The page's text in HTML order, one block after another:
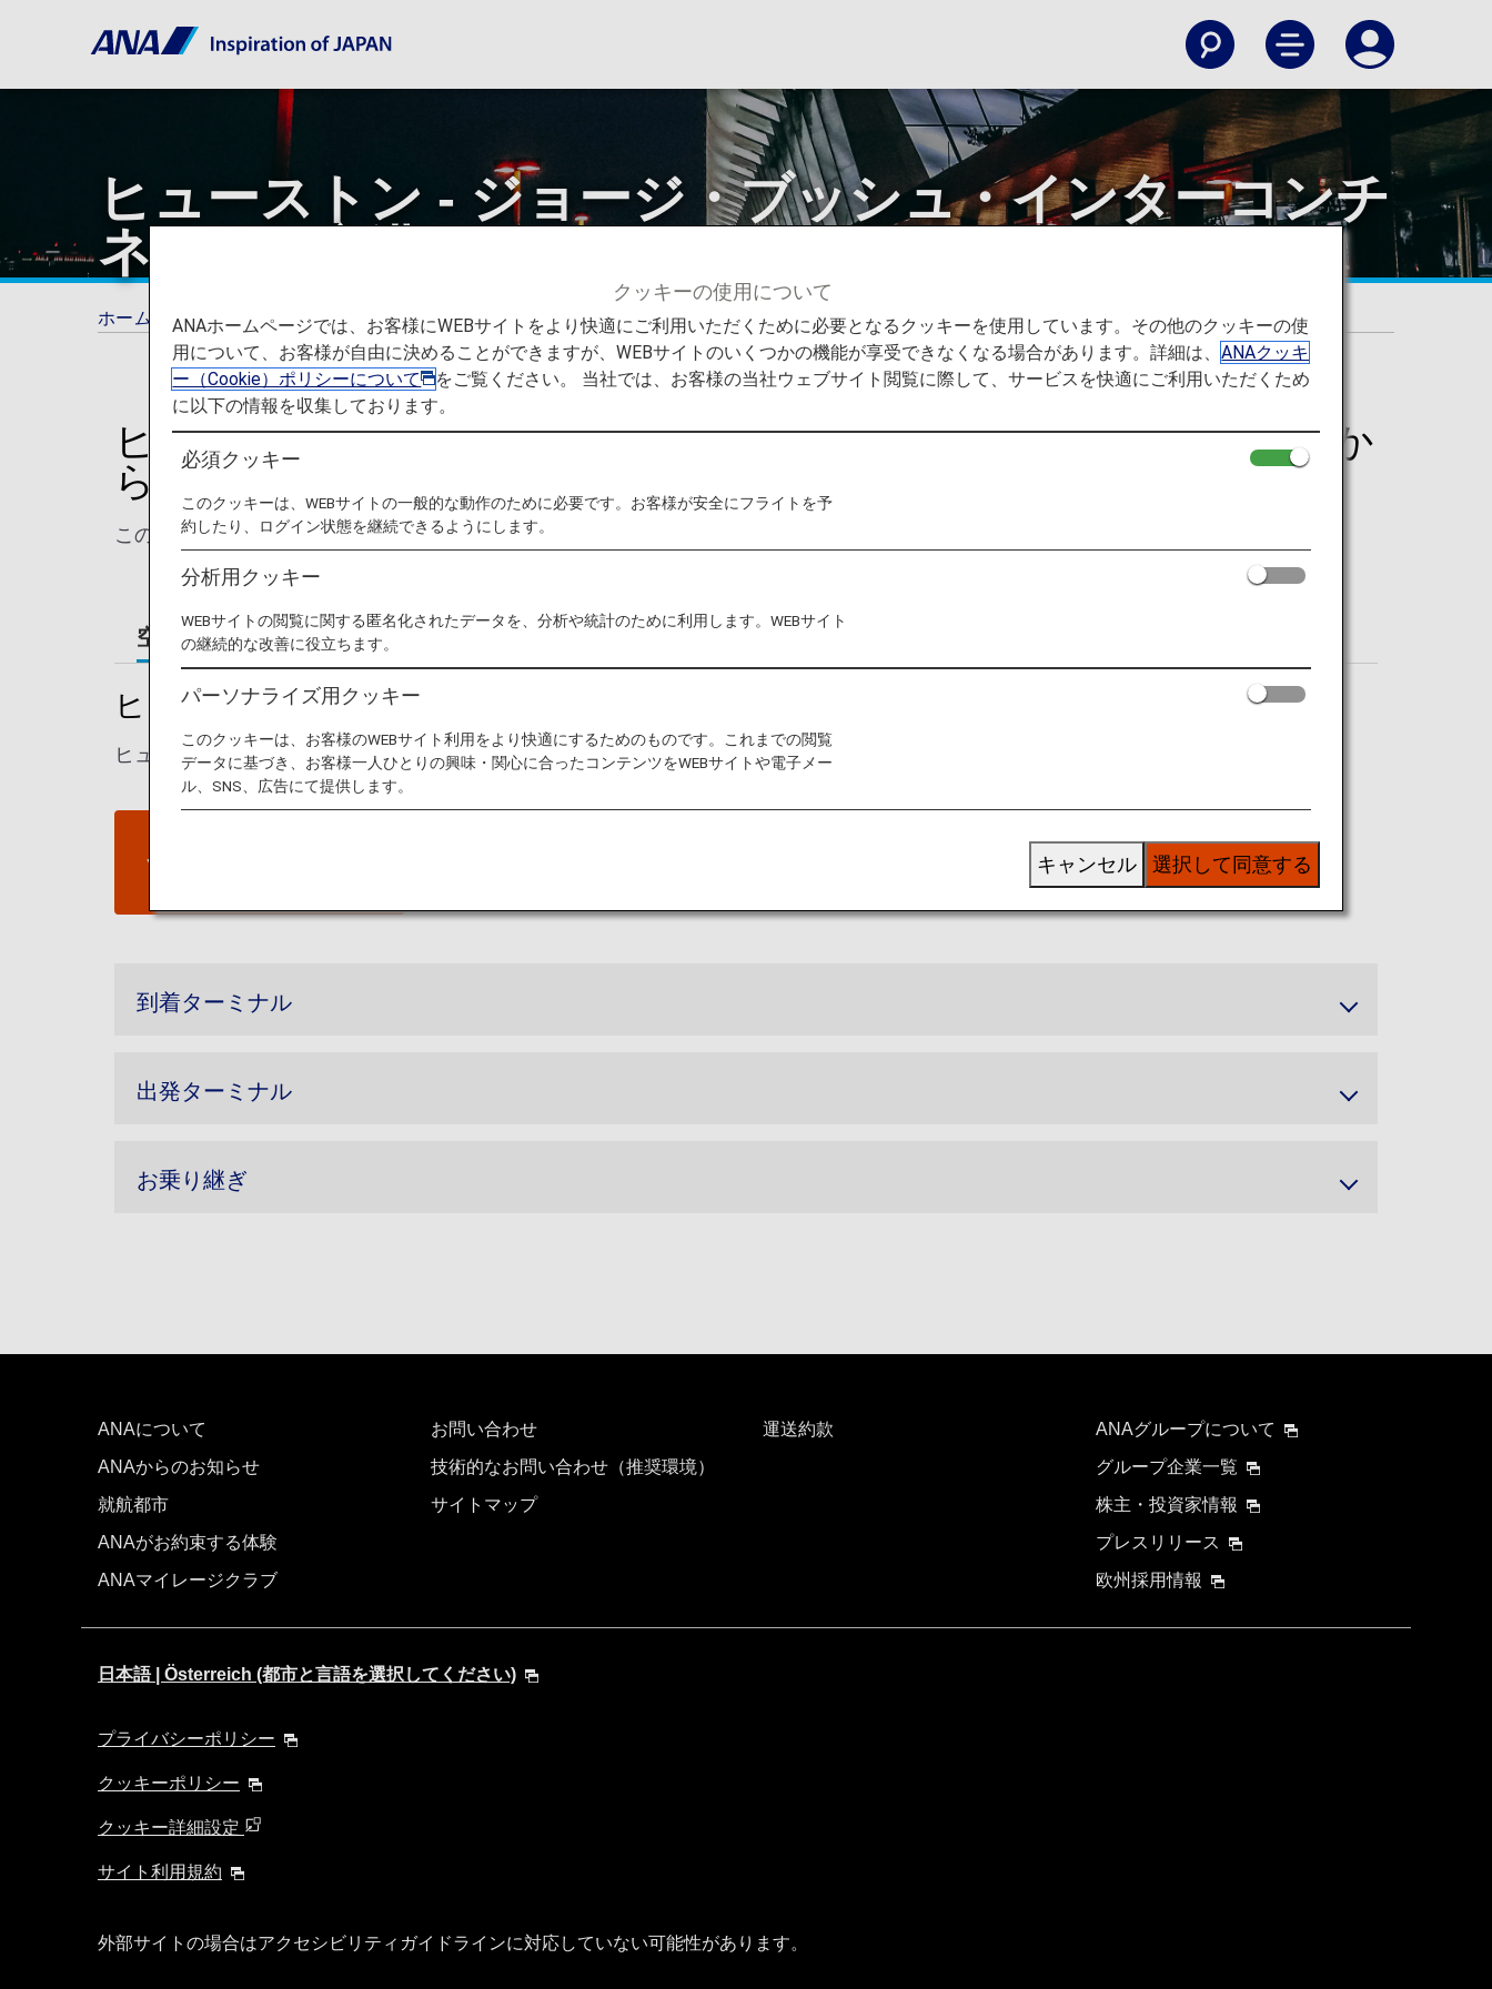
ヒューストン - ジョージ・ブッシュ・インターコンチ
ネンタル空港
ホーム ご旅行の準備 空港と都市に関する情報 ヒューストン - ジョージ・ブッシュ・インターコンチネンタル空港
ヒューストン - ジョージ・ブッシュ・インターコンチネンタル空港か
らの発着
このページでは、ヒューストン・ジョージ・ブッシュ・インターコンチネンタル空港から目的地までの役立つ情報をご紹介します。
空港ガイド ご案内
ヒューストン - ジョージ・ブッシュ・インターコンチネンタル空港ガイド
ヒューストン・ジョージ・ブッシュ・インターコンチネンタル空港の発着ターミナルマップおよび空港内に関するその他の情報。
ッシュ・インターコンチネン
到着ターミナル
出発ターミナル
お乗り継ぎ
ANAについて
ANAからのお知らせ
就航都市
ANAがお約束する体験
ANAマイレージクラブ
お問い合わせ
技術的なお問い合わせ（推奨環境）
サイトマップ
運送約款
ANAグループについて
グループ企業一覧
株主・投資家情報
プレスリリース
欧州採用情報
日本語 | Österreich (都市と言語を選択してください)
プライバシーポリシー
クッキーポリシー
クッキー詳細設定
サイト利用規約
外部サイトの場合はアクセシビリティガイドラインに対応していない可能性があります。
クッキーの使用について
ANAホームページでは、お客様にWEBサイトをより快適にご利用いただくために必要となるクッキーを使用しています。その他のクッキーの使
用について、お客様が自由に決めることができますが、WEBサイトのいくつかの機能が享受できなくなる場合があります。詳細は、ANAクッキ
ー（Cookie）ポリシーについて
をご覧ください。 当社では、お客様の当社ウェブサイト閲覧に際して、サービスを快適にご利用いただくため
に以下の情報を収集しております。
必須クッキー
このクッキーは、WEBサイトの一般的な動作のために必要です。お客様が安全にフライトを予
約したり、ログイン状態を継続できるようにします。
分析用クッキー
WEBサイトの閲覧に関する匿名化されたデータを、分析や統計のために利用します。WEBサイト
の継続的な改善に役立ちます。
パーソナライズ用クッキー
このクッキーは、お客様のWEBサイト利用をより快適にするためのものです。これまでの閲覧
データに基づき、お客様一人ひとりの興味・関心に合ったコンテンツをWEBサイトや電子メー
ル、SNS、広告にて提供します。
選択して同意する
キャンセル